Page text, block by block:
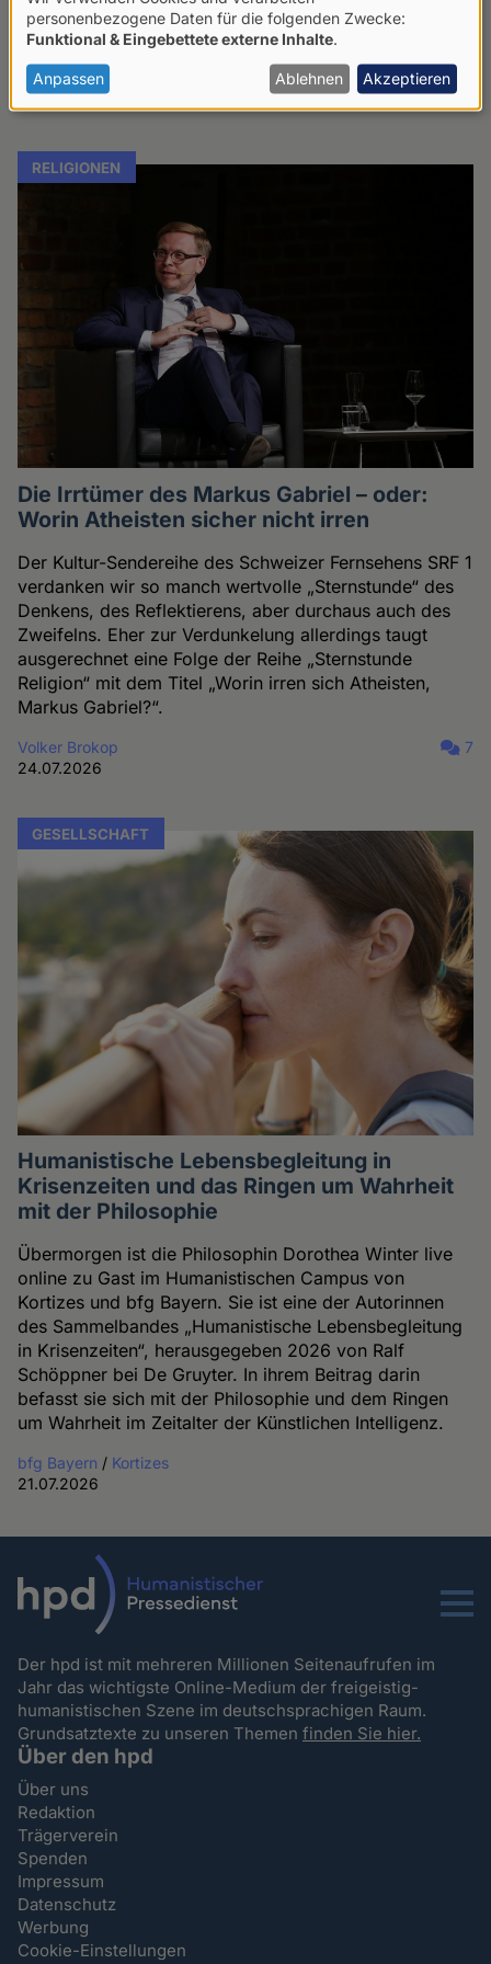
während die Kirchen immer weiter an Bedeutung
verlieren.
Martin Bauer
RELIGIONEN
Die Irrtümer des Markus Gabriel – oder:
Worin Atheisten sicher nicht irren
Der Kultur-Sendereihe des Schweizer Fernsehens SRF 1
verdanken wir so manch wertvolle „Sternstunde“ des
Denkens, des Reflektierens, aber durchaus auch des
Zweifelns. Eher zur Verdunkelung allerdings taugt
ausgerechnet eine Folge der Reihe „Sternstunde
Religion“ mit dem Titel „Worin irren sich Atheisten,
Markus Gabriel?“.
Volker Brokop
24.07.2026
7
GESELLSCHAFT
Humanistische Lebensbegleitung in
Krisenzeiten und das Ringen um Wahrheit
mit der Philosophie
Übermorgen ist die Philosophin Dorothea Winter live
online zu Gast im Humanistischen Campus von
Kortizes und bfg Bayern. Sie ist eine der Autorinnen
des Sammelbandes „Humanistische Lebensbegleitung
in Krisenzeiten“, herausgegeben 2026 von Ralf
Schöppner bei De Gruyter. In ihrem Beitrag darin
befasst sie sich mit der Philosophie und dem Ringen
um Wahrheit im Zeitalter der Künstlichen Intelligenz.
bfg Bayern / Kortizes
21.07.2026
Menu
Der hpd ist mit mehreren Millionen Seitenaufrufen im
Jahr das wichtigste Online-Medium der freigeistig-
humanistischen Szene im deutschsprachigen Raum.
Grundsatztexte zu unseren Themenfinden Sie hier.
Über den hpd
Über uns
Redaktion
Trägerverein
Spenden
Impressum
Datenschutz
Werbung
Cookie-Einstellungen
Verwendung
von
personenbezogenen
Daten
und
Cookies
personenbezogene Daten für die folgenden Zwecke:
Funktional & Eingebettete externe Inhalte
Anpassen Ablehnen Akzeptieren